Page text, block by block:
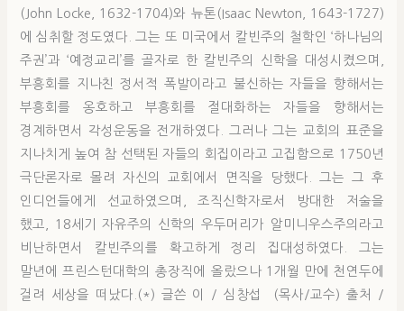
(John Locke, 1632-1704)와 뉴톤(Isaac Newton, 1643-1727)
에 심취할 정도였다. 그는 또 미국에서 칼빈주의 철학인 ‘하나님의
주권’과 ‘예정교리’를 골자로 한 칼빈주의 신학을 대성시켰으며,
부흥회를 지나친 정서적 폭발이라고 불신하는 자들을 향해서는
부흥회를 옹호하고 부흥회를 절대화하는 자들을 향해서는
경계하면서 각성운동을 전개하였다. 그러나 그는 교회의 표준을
지나치게 높여 참 선택된 자들의 회집이라고 고집함으로 1750년
극단론자로 몰려 자신의 교회에서 면직을 당했다. 그는 그 후
인디언들에게 선교하였으며, 조직신학자로서 방대한 저술을
했고, 18세기 자유주의 신학의 우두머리가 알미니우스주의라고
비난하면서 칼빈주의를 확고하게 정리 집대성하였다. 그는
말년에 프린스턴대학의 총장직에 올랐으나 1개월 만에 천연두에
걸려 세상을 떠났다.(*) 글쓴 이 / 심창섭 (목사/교수) 출처 /